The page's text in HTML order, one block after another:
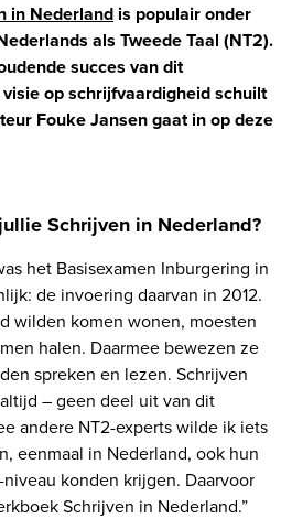
in Nederland is populair onder
als Tweede Taal (NT2).
succes van dit
op schrijfvaardigheid schuilt
Fouke Jansen gaat in op deze
Schrijven in Nederland?
het Basisexamen Inburgering in
de invoering daarvan in 2012.
wilden komen wonen, moesten
halen. Daarmee bewezen ze
spreken en lezen. Schrijven
– geen deel uit van dit
andere NT2-experts wilde ik iets
eenmaal in Nederland, ook hun
konden krijgen. Daarvoor
Schrijven in Nederland.”